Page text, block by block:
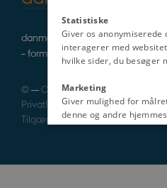
danmarkshistorie i tekst, lyd og
– formidlet af fagfolk
©—Cookies
Privatlivspolitik
Tilgængelighedserklæring
Statistiske
Giver os anonymiserede
interagerer med
hvilke sider, du besøger
Marketing
Giver mulighed for
denne og andre
det indhold, der er mest